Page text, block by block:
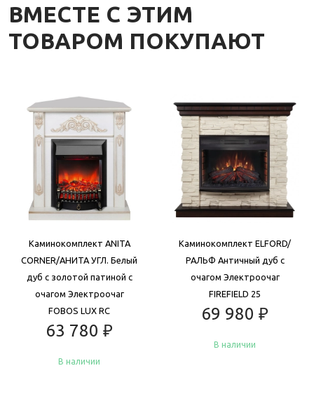
ВМЕСТЕ С ЭТИМ
ТОВАРОМ ПОКУПАЮТ
Каминокомплект ANITA
CORNER/АНИТА УГЛ. Белый
дуб с золотой патиной с
очагом Электроочаг
FOBOS LUX RC
63 780 ₽
В наличии
Каминокомплект ELFORD/
РАЛЬФ Античный дуб с
очагом Электроочаг
FIREFIELD 25
69 980 ₽
В наличии